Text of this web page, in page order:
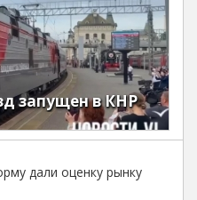
запущен в КНР
дали оценку рынку